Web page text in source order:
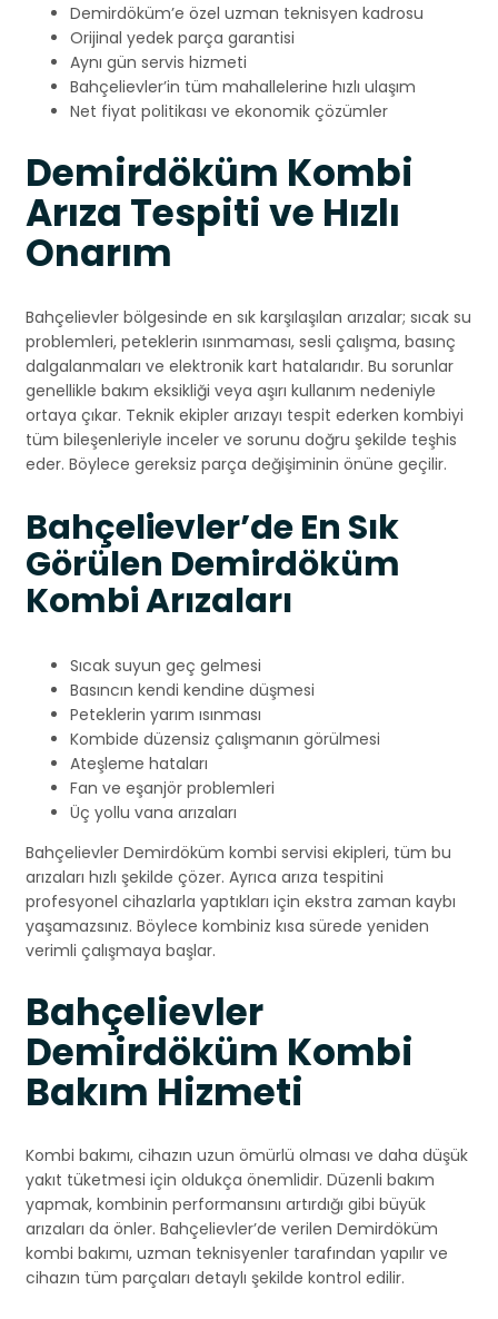
Demirdöküm’e özel uzman teknisyen kadrosu
Orijinal yedek parça garantisi
Aynı gün servis hizmeti
Bahçelievler’in tüm mahallelerine hızlı ulaşım
Net fiyat politikası ve ekonomik çözümler
Demirdöküm Kombi
Arıza Tespiti ve Hızlı
Onarım
Bahçelievler bölgesinde en sık karşılaşılan arızalar; sıcak su
problemleri, peteklerin ısınmaması, sesli çalışma, basınç
dalgalanmaları ve elektronik kart hatalarıdır. Bu sorunlar
genellikle bakım eksikliği veya aşırı kullanım nedeniyle
ortaya çıkar. Teknik ekipler arızayı tespit ederken kombiyi
tüm bileşenleriyle inceler ve sorunu doğru şekilde teşhis
eder. Böylece gereksiz parça değişiminin önüne geçilir.
Bahçelievler’de En Sık
Görülen Demirdöküm
Kombi Arızaları
Sıcak suyun geç gelmesi
Basıncın kendi kendine düşmesi
Peteklerin yarım ısınması
Kombide düzensiz çalışmanın görülmesi
Ateşleme hataları
Fan ve eşanjör problemleri
Üç yollu vana arızaları
Bahçelievler Demirdöküm kombi servisi ekipleri, tüm bu
arızaları hızlı şekilde çözer. Ayrıca arıza tespitini
profesyonel cihazlarla yaptıkları için ekstra zaman kaybı
yaşamazsınız. Böylece kombiniz kısa sürede yeniden
verimli çalışmaya başlar.
Bahçelievler
Demirdöküm Kombi
Bakım Hizmeti
Kombi bakımı, cihazın uzun ömürlü olması ve daha düşük
yakıt tüketmesi için oldukça önemlidir. Düzenli bakım
yapmak, kombinin performansını artırdığı gibi büyük
arızaları da önler. Bahçelievler’de verilen Demirdöküm
kombi bakımı, uzman teknisyenler tarafından yapılır ve
cihazın tüm parçaları detaylı şekilde kontrol edilir.